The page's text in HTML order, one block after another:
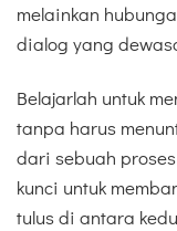
melainkan
dialog yang
Belajarlah untuk
tanpa harus
dari sebuah
kunci untuk
tulus di antara